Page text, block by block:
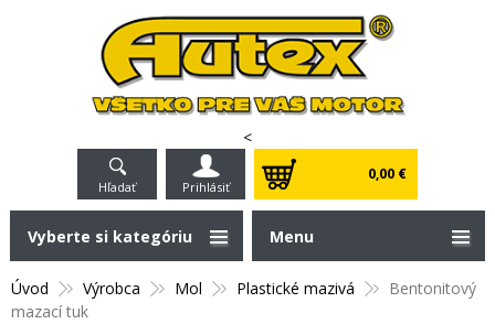
<
Hľadať Prihlásiť
0,00 €
Úvod Výrobca Mol Plastické mazivá
Bentonitový
mazací tuk
Vyberte si kategóriu Menu